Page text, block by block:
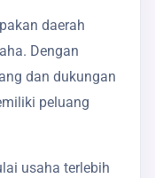
daerah
Dengan
dan dukungan
peluang
usaha terlebih